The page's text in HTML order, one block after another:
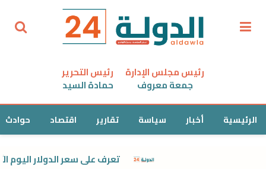
رئيس مجلس الإدارة
جمعة معروف
رئيس التحرير
حمادة السيد
الرئيسية أخبار سياسة تقارير اقتصاد حوادث
تعرف على سعر الدولار اليوم الأحد